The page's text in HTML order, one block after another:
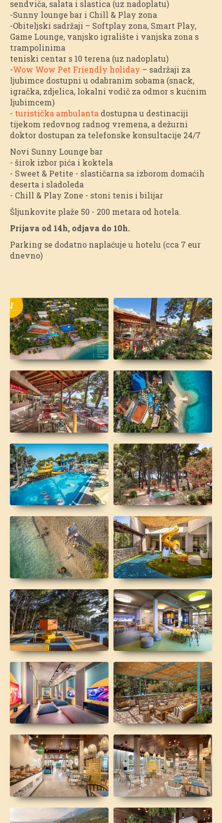
sendviča, salata i slastica (uz nadoplatu)
-Sunny lounge bar i Chill & Play zona
-Obiteljski sadržaji – Softplay zona, Smart Play,
Game Lounge, vanjsko igralište i vanjska zona s
trampolinima
teniski centar s 10 terena (uz nadoplatu)
-Wow Wow Pet Friendly holiday – sadržaji za
ljubimce dostupni u odabranim sobama (snack,
igračka, zdjelica, lokalni vodič za odmor s kućnim
ljubimcem)
- turistička ambulanta dostupna u destinaciji
tijekom redovnog radnog vremena, a dežurni
doktor dostupan za telefonske konsultacije 24/7
Novi Sunny Lounge bar
- širok izbor pića i koktela
- Sweet & Petite - slastičarna sa izborom domaćih
deserta i sladoleda
- Chill & Play Zone - stoni tenis i bilijar
Šljunkovite plaže 50 - 200 metara od hotela.
Prijava od 14h, odjava do 10h.
Parking se dodatno naplaćuje u hotelu (cca 7 eur
dnevno)